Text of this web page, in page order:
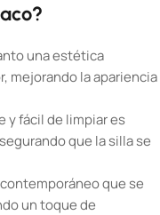
una estética
mejorando la apariencia
y fácil de limpiar es
que la silla se
que se
un toque de